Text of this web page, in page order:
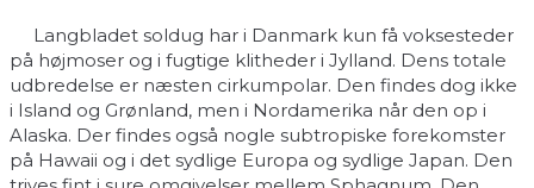
Langbladet soldug har i Danmark kun få voksesteder
på højmoser og i fugtige klitheder i Jylland. Dens totale
udbredelse er næsten cirkumpolar. Den findes dog ikke
i Island og Grønland, men i Nordamerika når den op i
Alaska. Der findes også nogle subtropiske forekomster
på Hawaii og i det sydlige Europa og sydlige Japan. Den